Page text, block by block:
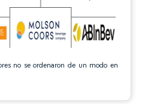
no se ordenaron de un modo en